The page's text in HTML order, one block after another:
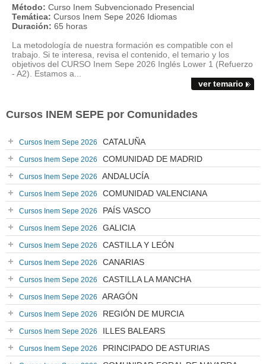
Método: Curso Inem Subvencionado Presencial
Temática: Cursos Inem Sepe 2026 Idiomas
Duración: 65 horas
La metodología de nuestra formación es compatible con el
trabajo. Si te interesa, revisa el contenido, el temario y los
objetivos del CURSO Inem Sepe 2026 Inglés Lower 1 (Refuerzo
- A2). Estamos a...
ver temario
Cursos INEM SEPE por Comunidades
Cursos Inem Sepe 2026 CATALUÑA
Cursos Inem Sepe 2026 COMUNIDAD DE MADRID
Cursos Inem Sepe 2026 ANDALUCÍA
Cursos Inem Sepe 2026 COMUNIDAD VALENCIANA
Cursos Inem Sepe 2026 PAÍS VASCO
Cursos Inem Sepe 2026 GALICIA
Cursos Inem Sepe 2026 CASTILLA Y LEÓN
Cursos Inem Sepe 2026 CANARIAS
Cursos Inem Sepe 2026 CASTILLA LA MANCHA
Cursos Inem Sepe 2026 ARAGÓN
Cursos Inem Sepe 2026 REGIÓN DE MURCIA
Cursos Inem Sepe 2026 ILLES BALEARS
Cursos Inem Sepe 2026 PRINCIPADO DE ASTURIAS